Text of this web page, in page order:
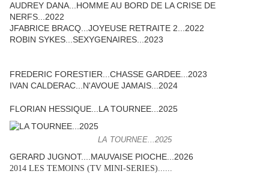
AUDREY DANA...HOMME AU BORD DE LA CRISE DE
NERFS...2022
JFABRICE BRACQ...JOYEUSE RETRAITE 2...2022
ROBIN SYKES...SEXYGENAIRES...2023
FREDERIC FORESTIER...CHASSE GARDEE...2023
IVAN CALDERAC...N'AVOUE JAMAIS...2024
FLORIAN HESSIQUE...LA TOURNEE...2025
LA TOURNEE...2025
GERARD JUGNOT....MAUVAISE PIOCHE...2026
2014 LES TEMOINS (TV MINI-SERIES)......